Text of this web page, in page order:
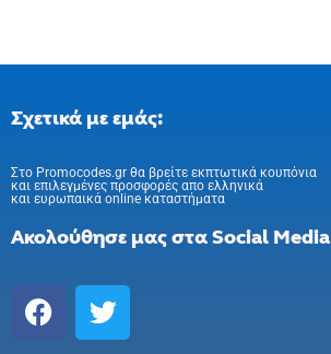
Σχετικά με εμάς:
Στo Promocodes.gr θα βρείτε εκπτωτικά κουπόνια
και επιλεγμένες προσφορές απο ελληνικά
και ευρωπαικά online καταστήματα
Ακολούθησε μας στα Social Media